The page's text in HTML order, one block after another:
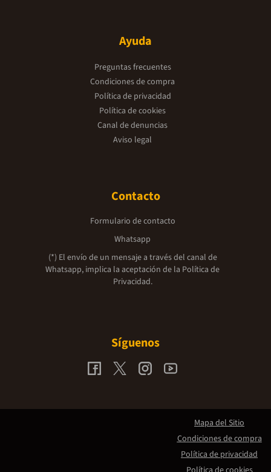
Ayuda
Preguntas frecuentes
Condiciones de compra
Política de privacidad
Política de cookies
Canal de denuncias
Aviso legal
Contacto
Formulario de contacto
Whatsapp
(*) El envío de un mensaje a través del canal de
Whatsapp, implica la aceptación de la Política de
Privacidad.
Síguenos
Mapa del Sitio
Condiciones de compra
Política de privacidad